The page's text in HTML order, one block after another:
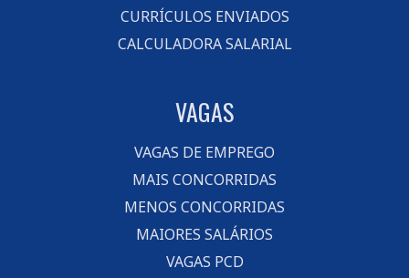
CURRÍCULOS ENVIADOS
CALCULADORA SALARIAL
VAGAS
VAGAS DE EMPREGO
MAIS CONCORRIDAS
MENOS CONCORRIDAS
MAIORES SALÁRIOS
VAGAS PCD